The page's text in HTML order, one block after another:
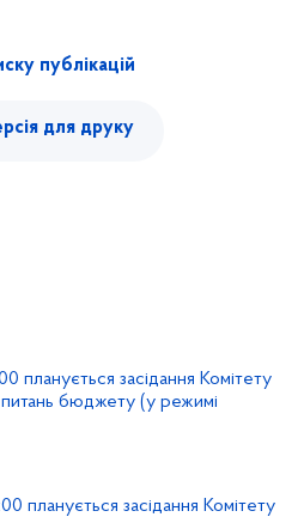
публікацій
для друку
планується засідання Комітету
питань бюджету (у режимі
планується засідання Комітету